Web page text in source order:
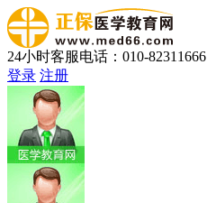
24小时客服电话：010-82311666
登录 注册